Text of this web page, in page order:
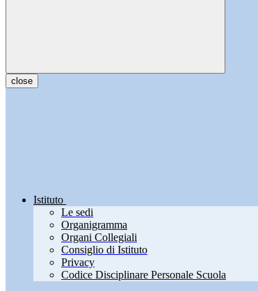
close
Istituto
Le sedi
Organigramma
Organi Collegiali
Consiglio di Istituto
Privacy
Codice Disciplinare Personale Scuola